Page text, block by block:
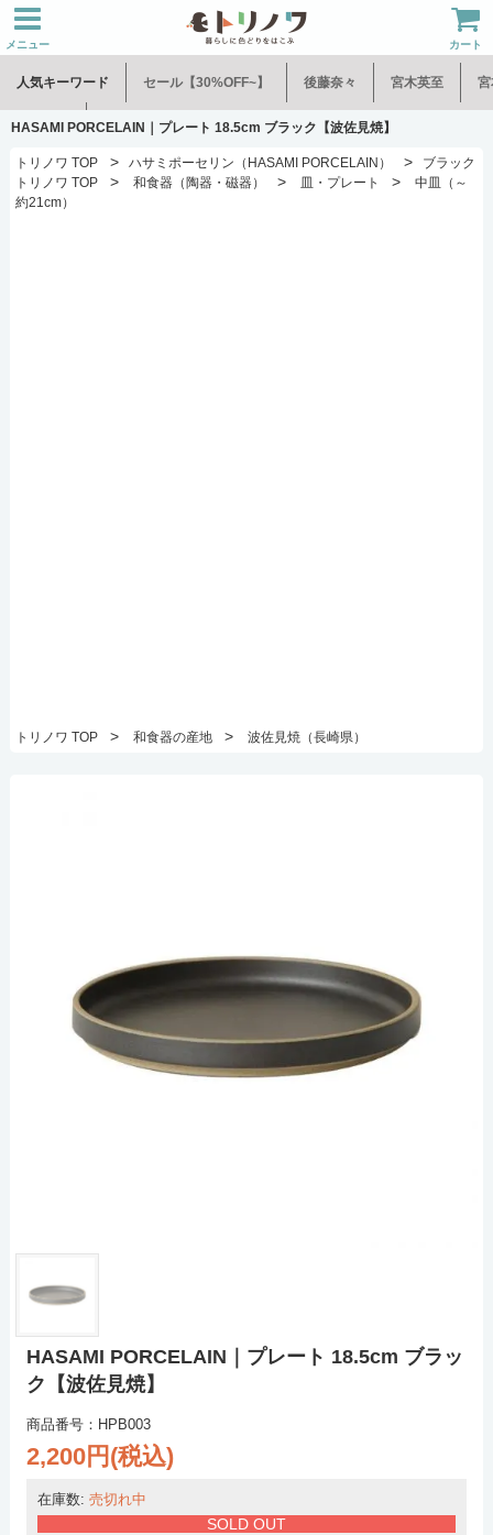
メニュー カート
人気キーワード セール【30%OFF~】 後藤奈々 宮木英至 宮
水谷和音 児玉修治
HASAMI PORCELAIN｜プレート 18.5cm ブラック【波佐見焼】
トリノワ TOP > ハサミポーセリン（HASAMI PORCELAIN） >
ブラック
トリノワ TOP
> 和食器（陶器・磁器） > 皿・プレート >
中皿（～
約21cm）
トリノワ TOP > 和食器の産地 > 波佐見焼（長崎県）
HASAMI PORCELAIN｜プレート 18.5cm ブラッ
ク【波佐見焼】
商品番号：HPB003
2,200円(税込)
在庫数: 売切れ中
SOLD OUT